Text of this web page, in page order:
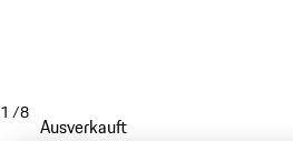
1 /8
Ausverkauft